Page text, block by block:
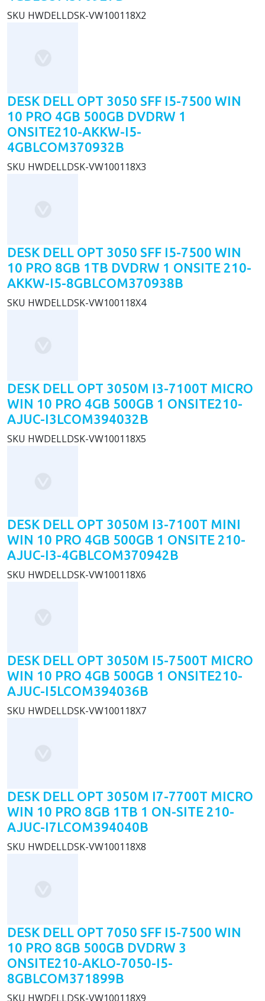
SKU HWDELLDSK-VW100118X2
DESK DELL OPT 3050 SFF I5-7500 WIN
10 PRO 4GB 500GB DVDRW 1
ONSITE210-AKKW-I5-
4GBLCOM370932B
SKU HWDELLDSK-VW100118X3
DESK DELL OPT 3050 SFF I5-7500 WIN
10 PRO 8GB 1TB DVDRW 1 ONSITE 210-
AKKW-I5-8GBLCOM370938B
SKU HWDELLDSK-VW100118X4
DESK DELL OPT 3050M I3-7100T MICRO
WIN 10 PRO 4GB 500GB 1 ONSITE210-
AJUC-I3LCOM394032B
SKU HWDELLDSK-VW100118X5
DESK DELL OPT 3050M I3-7100T MINI
WIN 10 PRO 4GB 500GB 1 ONSITE 210-
AJUC-I3-4GBLCOM370942B
SKU HWDELLDSK-VW100118X6
DESK DELL OPT 3050M I5-7500T MICRO
WIN 10 PRO 4GB 500GB 1 ONSITE210-
AJUC-I5LCOM394036B
SKU HWDELLDSK-VW100118X7
DESK DELL OPT 3050M I7-7700T MICRO
WIN 10 PRO 8GB 1TB 1 ON-SITE 210-
AJUC-I7LCOM394040B
SKU HWDELLDSK-VW100118X8
DESK DELL OPT 7050 SFF I5-7500 WIN
10 PRO 8GB 500GB DVDRW 3
ONSITE210-AKLO-7050-I5-
8GBLCOM371899B
SKU HWDELLDSK-VW100118X9